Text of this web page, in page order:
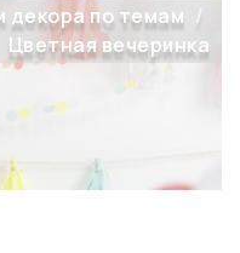
декора по темам
Цветная вечеринка